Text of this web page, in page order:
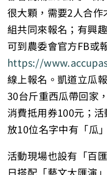
很大顆，需要2人合
組共同來報名；有興
可到農委會官方FB或
https://
線上報名。凱道立瓜
30台斤重西瓜帶回家
消費抵用券100元；
放10位名字中有「瓜
活動現場也設有「百